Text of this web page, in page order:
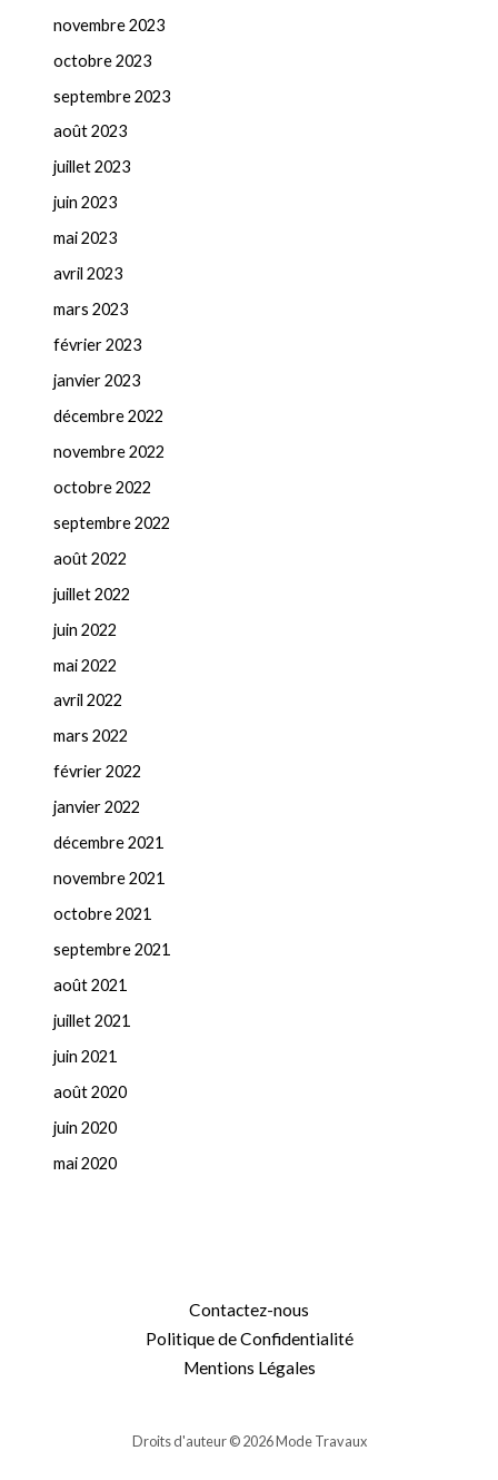
novembre 2023
octobre 2023
septembre 2023
août 2023
juillet 2023
juin 2023
mai 2023
avril 2023
mars 2023
février 2023
janvier 2023
décembre 2022
novembre 2022
octobre 2022
septembre 2022
août 2022
juillet 2022
juin 2022
mai 2022
avril 2022
mars 2022
février 2022
janvier 2022
décembre 2021
novembre 2021
octobre 2021
septembre 2021
août 2021
juillet 2021
juin 2021
août 2020
juin 2020
mai 2020
Contactez-nous
Politique de Confidentialité
Mentions Légales
Droits d'auteur © 2026 Mode Travaux